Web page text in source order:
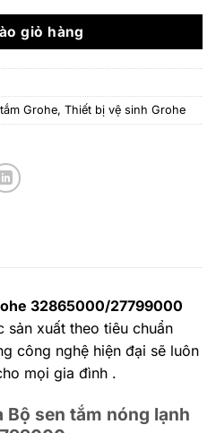
9.300.000 ₫.là:
giỏ hàng
Grohe, Thiết bị vệ sinh Grohe
32865000/27799000
xuất theo tiêu chuẩn
công nghệ hiện đại sẽ luôn
mọi gia đình .
sen tắm nóng lạnh